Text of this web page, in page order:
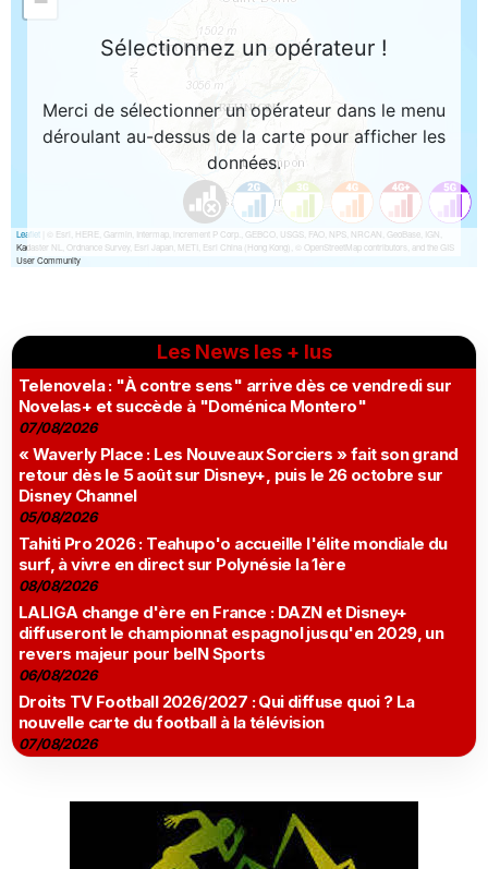
Les News les + lus
Telenovela : "À contre sens" arrive dès ce vendredi sur
Novelas+ et succède à "Doménica Montero"
07/08/2026
« Waverly Place : Les Nouveaux Sorciers » fait son grand
retour dès le 5 août sur Disney+, puis le 26 octobre sur
Disney Channel
05/08/2026
Tahiti Pro 2026 : Teahupo'o accueille l'élite mondiale du
surf, à vivre en direct sur Polynésie la 1ère
08/08/2026
LALIGA change d'ère en France : DAZN et Disney+
diffuseront le championnat espagnol jusqu'en 2029, un
revers majeur pour beIN Sports
06/08/2026
Droits TV Football 2026/2027 : Qui diffuse quoi ? La
nouvelle carte du football à la télévision
07/08/2026